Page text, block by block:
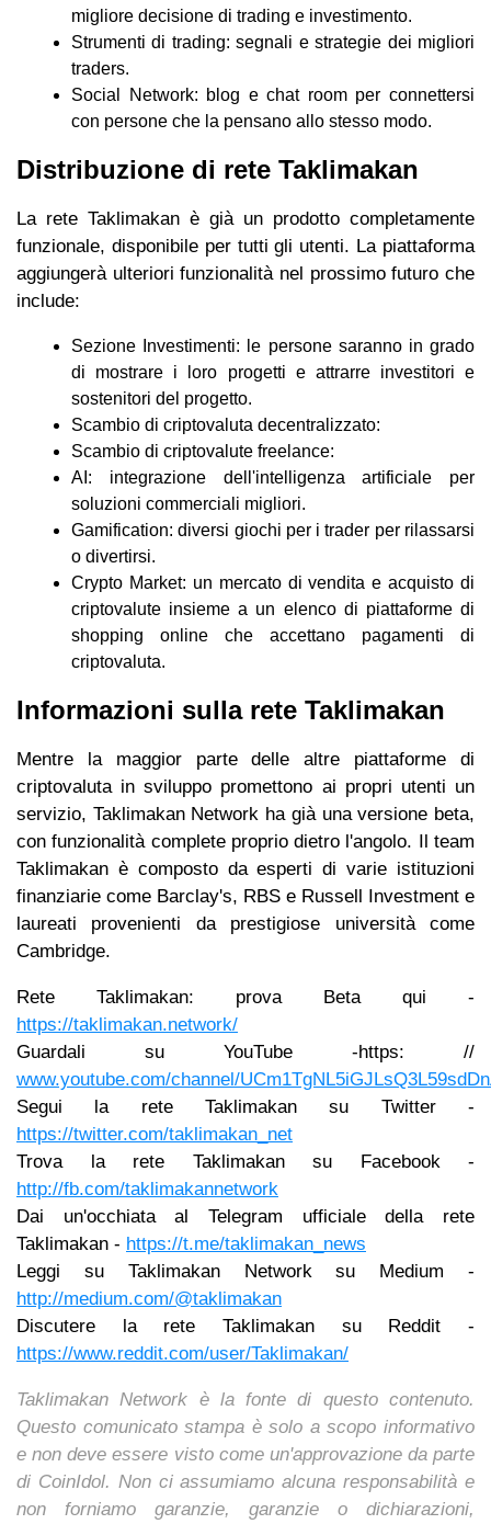
migliore decisione di trading e investimento.
Strumenti di trading: segnali e strategie dei migliori
traders.
Social Network: blog e chat room per connettersi
con persone che la pensano allo stesso modo.
Distribuzione di rete Taklimakan
La rete Taklimakan è già un prodotto completamente
funzionale, disponibile per tutti gli utenti. La piattaforma
aggiungerà ulteriori funzionalità nel prossimo futuro che
include:
Sezione Investimenti: le persone saranno in grado
di mostrare i loro progetti e attrarre investitori e
sostenitori del progetto.
Scambio di criptovaluta decentralizzato:
Scambio di criptovalute freelance:
AI: integrazione dell'intelligenza artificiale per
soluzioni commerciali migliori.
Gamification: diversi giochi per i trader per rilassarsi
o divertirsi.
Crypto Market: un mercato di vendita e acquisto di
criptovalute insieme a un elenco di piattaforme di
shopping online che accettano pagamenti di
criptovaluta.
Informazioni sulla rete Taklimakan
Mentre la maggior parte delle altre piattaforme di
criptovaluta in sviluppo promettono ai propri utenti un
servizio, Taklimakan Network ha già una versione beta,
con funzionalità complete proprio dietro l'angolo. Il team
Taklimakan è composto da esperti di varie istituzioni
finanziarie come Barclay's, RBS e Russell Investment e
laureati provenienti da prestigiose università come
Cambridge.
Rete Taklimakan: prova Beta qui -
https://taklimakan.network/
Guardali su YouTube -https: //
www.youtube.com/channel/
Segui la rete Taklimakan su Twitter -
https://twitter.com/taklimakan_net
Trova la rete Taklimakan su Facebook -
http://fb.com/taklimakannetwork
Dai un'occhiata al Telegram ufficiale della rete
Taklimakan - https://t.me/taklimakan_news
Leggi su Taklimakan Network su Medium -
http://medium.com/@taklimakan
Discutere la rete Taklimakan su Reddit -
https://www.reddit.com/user/Taklimakan/
Taklimakan Network è la fonte di questo contenuto.
Questo comunicato stampa è solo a scopo informativo
e non deve essere visto come un'approvazione da parte
di CoinIdol. Non ci assumiamo alcuna responsabilità e
non forniamo garanzie, garanzie o dichiarazioni,